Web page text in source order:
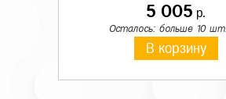
5 005 р.
Осталось: больше 10 шт.
В корзину